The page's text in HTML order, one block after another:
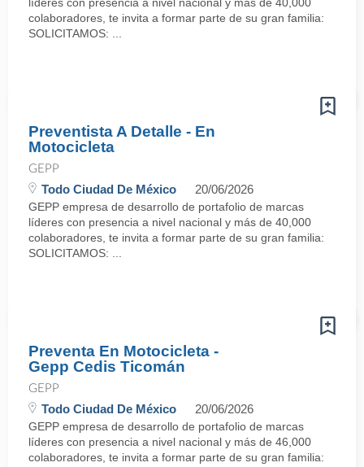
colaboradores, te invita a formar parte de su gran familia:
SOLICITAMOS: ...
Preventista A Detalle - En
Motocicleta
GEPP
Todo Ciudad De México 20/06/2026
GEPP empresa de desarrollo de portafolio de marcas
líderes con presencia a nivel nacional y más de 40,000
colaboradores, te invita a formar parte de su gran familia:
SOLICITAMOS: ...
Preventa En Motocicleta -
Gepp Cedis Ticomán
GEPP
Todo Ciudad De México 20/06/2026
GEPP empresa de desarrollo de portafolio de marcas
líderes con presencia a nivel nacional y más de 46,000
colaboradores, te invita a formar parte de su gran familia: